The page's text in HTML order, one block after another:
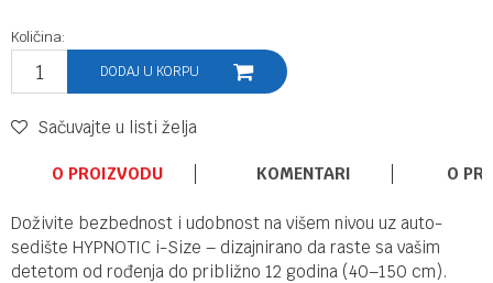
Količina:
DODAJ U KORPU
Sačuvajte u listi želja
O PROIZVODU KOMENTARI O
Doživite bezbednost i udobnost na višem nivou uz auto-
sedište HYPNOTIC i-Size – dizajnirano da raste sa vašim
detetom od rođenja do približno 12 godina (40–150 cm).